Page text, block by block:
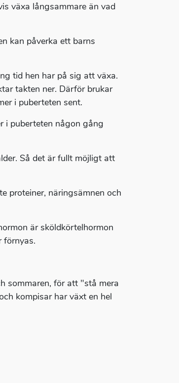
växa långsammare än vad
kan påverka ett barns
tid hen har på sig att växa.
takten ner. Därför brukar
i puberteten sent.
i puberteten någon gång
Så det är fullt möjligt att
proteiner, näringsämnen och
är sköldkörtelhormon
förnyas.
sommaren, för att "stå mera
kompisar har växt en hel